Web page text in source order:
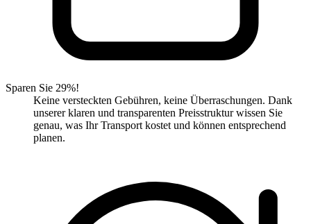
Sparen Sie 29%!
Keine versteckten Gebühren, keine Überraschungen. Dank
unserer klaren und transparenten Preisstruktur wissen Sie
genau, was Ihr Transport kostet und können entsprechend
planen.